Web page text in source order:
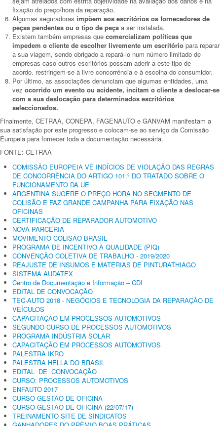
fixação do preço/hora da reparação.
Algumas seguradoras impõem aos escritórios os fornecedores de
peças pendentes ou o tipo de peça a ser instalada.
Existem também empresas que comercializam políticas que
impedem o cliente de escolher livremente um escritório para reparar
a sua viagem, sendo obrigado a repará-lo num número limitado de
empresas caso outros escritórios possam aderir a este tipo de
acordo. restringem-se à livre concorrência e à escolha do consumidor.
Por último, as associações denunciam que algumas entidades, uma
vez ocorrido um evento ou acidente, incitam o cliente a deslocar-se
com a sua deslocação para determinados escritórios
seleccionados.
Finalmente, CETRAA, CONEPA, FAGENAUTO e GANVAM manifestam a
sua satisfação por este progresso e colocam-se ao serviço da Comissão
Europeia para fornecer toda a documentação necessária.
FONTE: CETRAA
COMISSÃO EUROPEIA VÊ INDÍCIOS DE VIOLAÇÃO DAS REGRAS
DE CONCORRÊNCIA DO ARTIGO 101.º DO TRATADO SOBRE O
FUNCIONAMENTO DA UE
ARGENTINA SUGERE O PREÇO HORA NO SEGMENTO DE
COLISÃO E FAZ GRANDE CAMPANHA PARA FIXAÇÃO NAS
OFICINAS
CERTIFICAÇÃO DE REPARADOR AUTOMOTIVO
NOVA PARCERIA
MOVIMENTO COLISÃO BRASIL
PROGRAMA DE INCENTIVO À QUALIDADE (PIQ)
CONVENÇÃO COLETIVA DE TRABALHO - 2019/2020
REAJUSTE DE INSUMOS E MATERIAS DE PINTURATHIAGO
SISTEMA AUDATEX
Centro de Documentação e Informação – CDI
EDITAL DE CONVOCAÇÃO
TEC-AUTO 2018 - NEGÓCIOS E TECNOLOGIA DA REPARAÇÃO DE
VEÍCULOS
CAPACITAÇÃO EM PROCESSOS AUTOMOTIVOS
SEGUNDO CURSO DE PROCESSOS AUTOMOTIVOS
PROGRAMA INDÚSTRIA SOLAR
CAPACITAÇÃO EM PROCESSOS AUTOMOTIVOS
PALESTRA IKRO
PALESTRA HELLA DO BRASIL
EDITAL DE CONVOCAÇÃO
CURSO: PROCESSOS AUTOMOTIVOS
ENFAUTO 2017
CURSO GESTÃO DE OFICINA
CURSO GESTÃO DE OFICINA (22/07/17)
TREINAMENTO SITE DE SINDICATOS